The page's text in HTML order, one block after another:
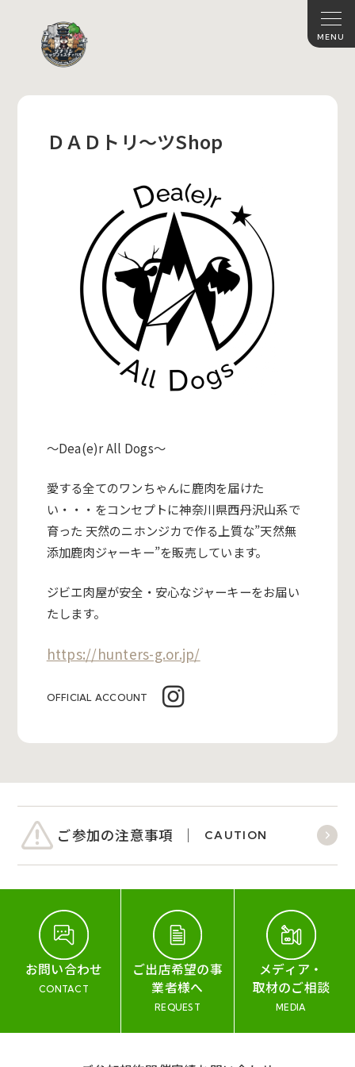
ＤＡＤトリ〜ツShop
～Dea(e)r All Dogs～
愛する全てのワンちゃんに鹿肉を届けた
い・・・をコンセプトに神奈川県西丹沢山系で
育った 天然のニホンジカで作る上質な”天然無
添加鹿肉ジャーキー”を販売しています。
ジビエ肉屋が安全・安心なジャーキーをお届い
たします。
https://hunters-g.or.jp/
OFFICIAL ACCOUNT
ご参加の注意事項 CAUTION
お問い合わせ
CONTACT
ご出店希望の事
業者様へ
REQUEST
メディア・
取材のご相談
MEDIA